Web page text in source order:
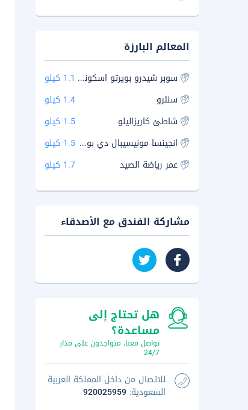
المعالم البارزة
سوبر شيدرو بويرتو اسكونديدو 1.1 كيلو
سنترو
1.4 كيلو
شاطئ كاريزاليلو
1.5 كيلو
انجينسا مونيسيبال دي بورتو إسكونديدو 1.5 كيلو
عمر رياضة الصيد
1.7 كيلو
مشاركة الفندق مع الأصدقاء
هل تحتاج إلى
مساعدة؟
تواصل معنا، متواجدون على مدار
24/7
للاتصال من داخل المملكة العربية
السعودية: 920025959